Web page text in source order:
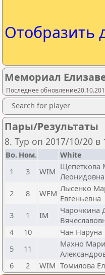
Мемориал
Последнее
Search for player
Пары/Результаты
8. Тур on 2017/10/20 в
Bo. Ном. White
1
3 WIM Щепеткова
Леонидовна
2 8 WFM Лысенко
Евгеньевна
3 1 IM
Чарочкина
4
10 Чан Наруна
5
11
Махно
6
2 WIM Томилова